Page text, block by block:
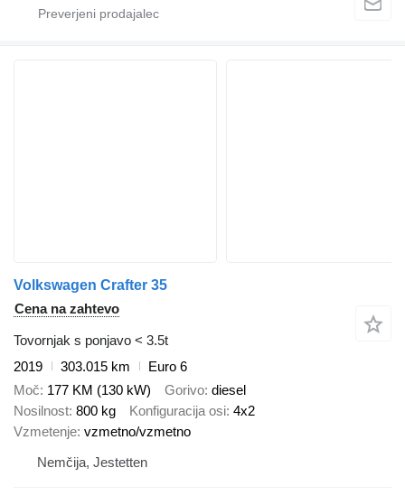
Volkswagen Crafter 35
Cena na zahtevo
Tovornjak s ponjavo < 3.5t
2019
303.015 km
Euro 6
Moč 177 KM (130 kW) Gorivo diesel
Nosilnost 800 kg Konfiguracija osi 4x2
Vzmetenje vzmetno/vzmetno
Nemčija, Jestetten